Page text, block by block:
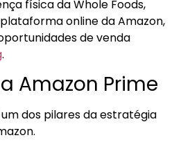
física da Whole Foods,
online da Amazon,
de venda
.
Amazon Prime
dos pilares da estratégia